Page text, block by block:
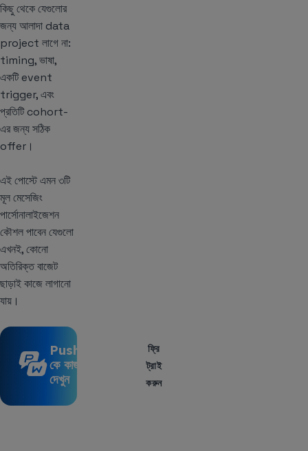
কিছু থেকে যেগুলোর
জন্য আলাদা data
project লাগে না:
timing, ভাষা,
একটি event
trigger, এবং
প্রতিটি cohort-
এর জন্য সঠিক
offer।
এই পোস্টে এমন ৩টি
মূল মেসেজিং
পার্সোনালাইজেশন
কৌশল পাবেন যেগুলো
এখনই, কোনো
অতিরিক্ত বাজেট
ছাড়াই কাজে লাগানো
যায়।
Pushwoosh-
কে কাজ করতে
দেখুন
ফ্রি
ট্রাই
করুন